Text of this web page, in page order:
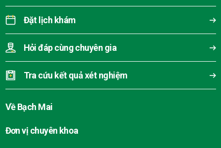
Đặt lịch khám
Hỏi đáp cùng chuyên gia
Tra cứu kết quả xét nghiệm
Về Bạch Mai
Đơn vị chuyên khoa